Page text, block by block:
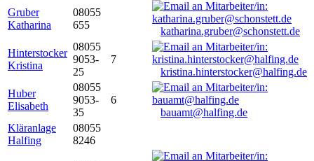
Gruber
Katharina
08055
655
katharina.gruber@schonstett.de
Hinterstocker
Kristina
08055
9053-
25
7
kristina.hinterstocker@halfing.de
Huber
Elisabeth
08055
9053-
35
6
bauamt@halfing.de
Kläranlage
Halfing
08055
8246